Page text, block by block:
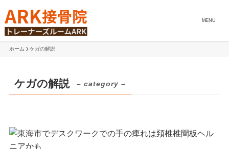
MENU
ホーム ケガの解説
ケガの解説 – category –